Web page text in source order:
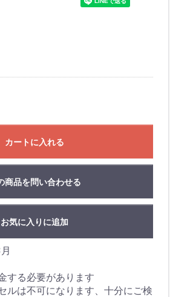
カートに入れる
商品を問い合わせる
お気に入りに追加
する必要があります
ルは不可になります、十分にご検